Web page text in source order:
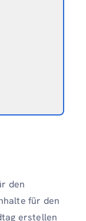
den
für den
erstellen